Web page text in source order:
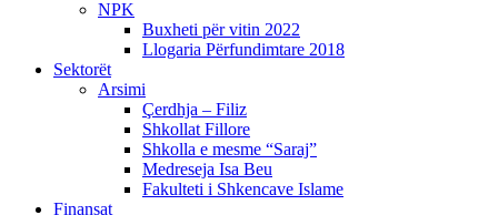
NPK
Buxheti për vitin 2022
Llogaria Përfundimtare 2018
Sektorët
Arsimi
Çerdhja – Filiz
Shkollat Fillore
Shkolla e mesme “Saraj”
Medreseja Isa Beu
Fakulteti i Shkencave Islame
Finansat